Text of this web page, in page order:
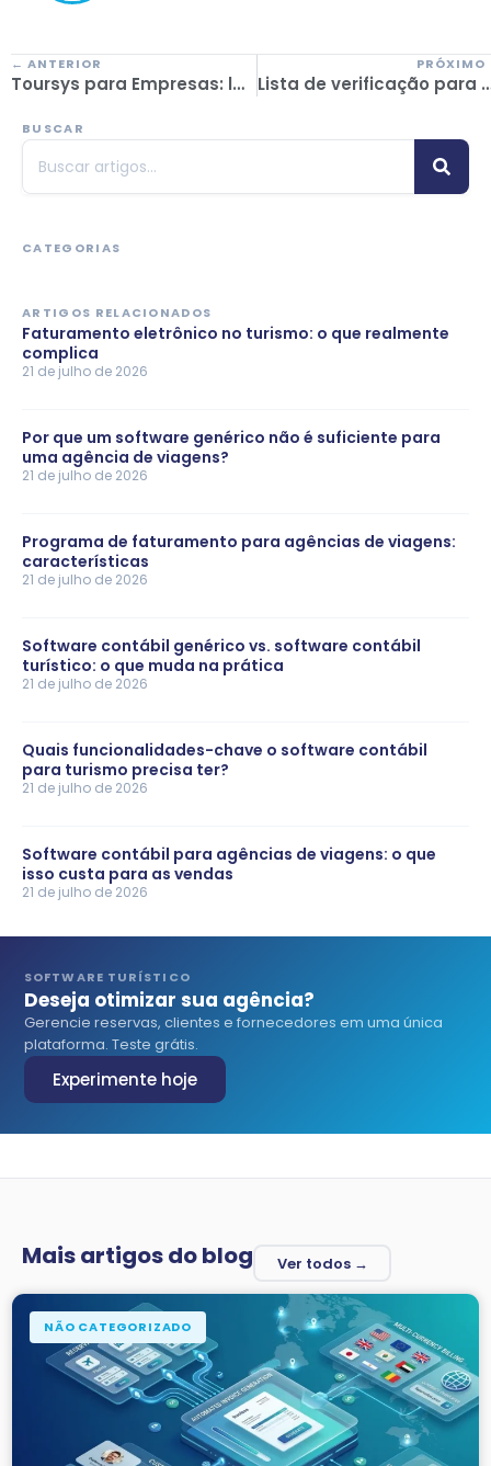
← ANTERIOR
Toursys para Empresas: la plataforma que simplifica la gestión de viajes corporativos Lista de verificação para escolher o melhor gestor
BUSCAR
CATEGORIAS
ARTIGOS RELACIONADOS
Faturamento eletrônico no turismo: o que realmente
complica
21 de julho de 2026
Por que um software genérico não é suficiente para
uma agência de viagens?
21 de julho de 2026
Programa de faturamento para agências de viagens:
características
21 de julho de 2026
Software contábil genérico vs. software contábil
turístico: o que muda na prática
21 de julho de 2026
Quais funcionalidades-chave o software contábil
para turismo precisa ter?
21 de julho de 2026
Software contábil para agências de viagens: o que
isso custa para as vendas
21 de julho de 2026
SOFTWARE TURÍSTICO
Deseja otimizar sua agência?
Gerencie reservas, clientes e fornecedores em uma única
plataforma. Teste grátis.
Experimente hoje
Mais artigos do blog Ver todos →
NÃO CATEGORIZADO